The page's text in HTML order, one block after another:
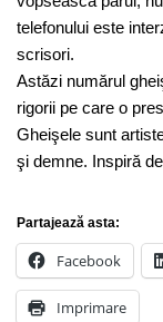
telefonului este
scrisori.
Astăzi numărul
rigorii pe care o
Gheişele sunt
şi demne. Inspiră
Partajează asta:
Facebook
Imprimare